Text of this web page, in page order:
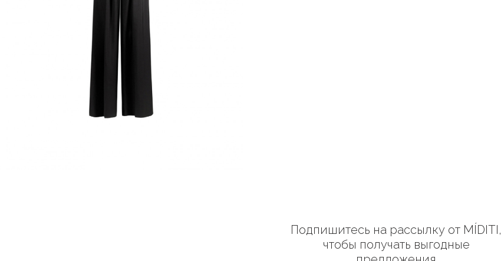
Подпишитесь на рассылку от MÍDITI,
чтобы получать выгодные